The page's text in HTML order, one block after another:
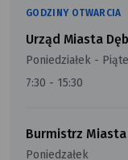
GODZINY OTWARCIA
Urząd Miasta
Poniedziałek -
7:30 - 15:30
Burmistrz
Poniedzałek